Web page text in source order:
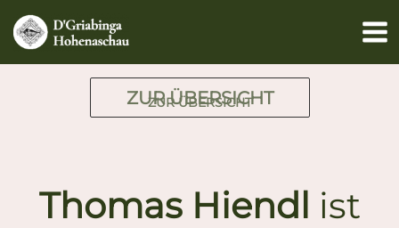
Inhalt
springen
ZUR ÜBERSICHT
ZUR ÜBERSICHT
Thomas Hiendl ist